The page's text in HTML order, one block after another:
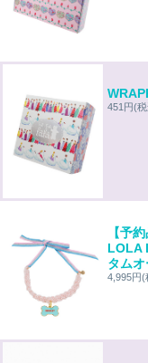
451円(
【予
LOLA
タム
4,995円(